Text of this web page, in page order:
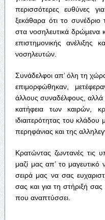
περισσότερες ευθύνες
ξεκάθαρα ότι το
στα νοσηλευτικά δρώμενα
επιστημονικής
νοσηλευτών.
Συνάδελφοι απ’ όλη τη
επιμορφώθηκαν,
άλλους συναδέλφους, αλλά
κατήφεια των καιρών,
ιδιαιτερότητας του
περηφάνιας και της
Κρατώντας ζωντανές τις
μαζί μας απ’ το
σειρά μας να σας
σας και για τη στήριξή
που αναπτύσσει.